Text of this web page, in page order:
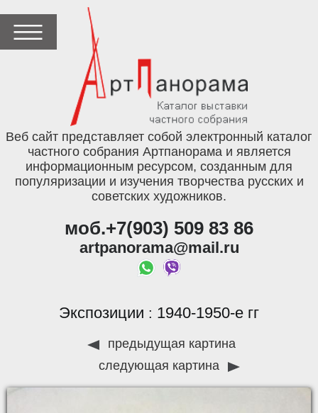
Веб сайт представляет собой электронный каталог
частного собрания Артпанорама и является
информационным ресурсом, созданным для
популяризации и изучения творчества русских и
советских художников.
моб.+7(903) 509 83 86
artpanorama@mail.ru
Экспозиции : 1940-1950-е гг
предыдущая картина
следующая картина